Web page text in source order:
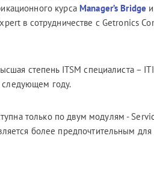
курса Manager’s Bridge
в сотрудничестве с Getronics
степень ITSM специалиста –
следующем году.
только по двум модулям -
более предпочтительным для